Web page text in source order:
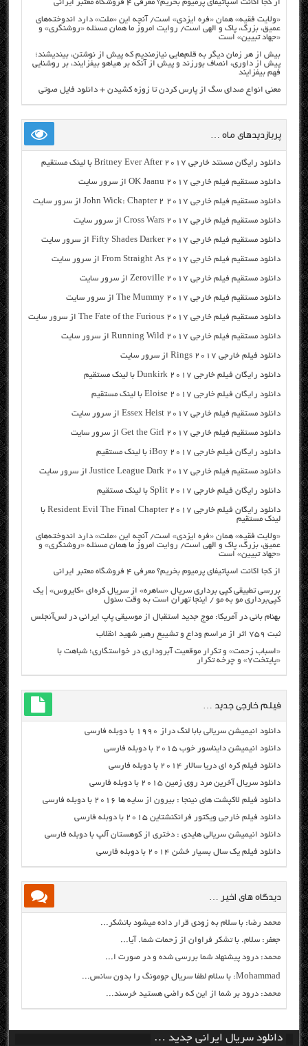
از کجا اکانت اسپاتیفای پرمیوم بخریم؟ معرفی ۴ فروشگاه معتبر ایرانی
«ولایت فقیه» همان «فره ایزدی» است/ آنچه این «ملت» دارد اندوخته‌های
عمیق، بزرگ، پاک و الهی است/ روایت امروز ما همان مسئله «روشنگری» و
«جهاد تبیین» است
بیش از هر زمان دیگر به قلم‌هایی نیازمندیم که پیش از نوشتن، بیندیشند؛
پیش از داوری، انصاف بورزند و پیش از آنکه بر هیاهو بیفزایند، بر روشنایی
فهم بیفزایند
معنی انواع صدای سگ از پارس کردن تا زوزه کشیدن + دانلود فایل صوتی
پربازدیدهای ماه …
دانلود رایگان مسنتد خارجی Britney Ever After 2017 با لینک مستقیم
دانلود مستقیم فیلم خارجی OK Jaanu 2017 از سرور سایت
دانلود مستقیم فیلم خارجی John Wick: Chapter 2 2017 از سرور سایت
دانلود مستقیم فیلم خارجی Cross Wars 2017 از سرور سایت
دانلود مستقیم فیلم خارجی Fifty Shades Darker 2017 از سرور سایت
دانلود مستقیم فیلم خارجی From Straight As 2017 از سرور سایت
دانلود مستقیم فیلم خارجی Zeroville 2017 از سرور سایت
دانلود مستقیم فیلم خارجی The Mummy 2017 از سرور سایت
دانلود مستقیم فیلم خارجی The Fate of the Furious 2017 از سرور سایت
دانلود مستقیم فیلم خارجی Running Wild 2017 از سرور سایت
دانلود فیلم خارجی Rings 2017 از سرور سایت
دانلود رایگان فیلم خارجی Dunkirk 2017 با لینک مستقیم
دانلود رایگان فیلم خارجی Eloise 2017 با لینک مستقیم
دانلود مستقیم فیلم خارجی Essex Heist 2017 از سرور سایت
دانلود مستقیم فیلم خارجی Get the Girl 2017 از سرور سایت
دانلود رایگان فیلم خارجی iBoy 2017 با لینک مستقیم
دانلود مستقیم فیلم خارجی Justice League Dark 2017 از سرور سایت
دانلود رایگان فیلم خارجی Split 2017 با لینک مستقیم
دانلود رایگان فیلم خارجی Resident Evil The Final Chapter 2017 با
لینک مستقیم
«ولایت فقیه» همان «فره ایزدی» است/ آنچه این «ملت» دارد اندوخته‌های
عمیق، بزرگ، پاک و الهی است/ روایت امروز ما همان مسئله «روشنگری» و
«جهاد تبیین» است
از کجا اکانت اسپاتیفای پرمیوم بخریم؟ معرفی ۴ فروشگاه معتبر ایرانی
بررسی تطبیقی کپی برداری سریال «ساهره» از سریال کره‌ای «کایروس» | یک
کپی‌برداری مو به مو / اینجا تهران است به وقت سئول
بهنام بانی در آمریکا: موج جدید استقبال از موسیقی پاپ ایرانی در لس‌آنجلس
ثبت ۷۵۹ اثر از مراسم وداع و تشییع رهبر شهید انقلاب
«اسباب زحمت» و تکرار موقعیت آبروداری در خواستگاری؛ شباهت با
«پایتخت۷» و چرخه تکرار
فیلم خارجی جدید …
دانلود انیمیشن سریالی بابا لنگ دراز ۱۹۹۰ با دوبله فارسی
دانلود انیمیشن دایناسور خوب ۲۰۱۵ با دوبله فارسی
دانلود فیلم کره ای دریا سالار ۲۰۱۴ با دوبله فارسی
دانلود سریال آخرین مرد روی زمین ۲۰۱۵ با دوبله فارسی
دانلود فیلم لاکپشت های نینجا : بیرون از سایه ها ۲۰۱۶ با دوبله فارسی
دانلود فیلم خارجی ویکتور فرانکنشتاین ۲۰۱۵ با دوبله فارسی
دانلود انیمیشن سریالی هایدی : دختری از کوهستان آلپ با دوبله فارسی
دانلود فیلم یک سال بسیار خشن ۲۰۱۴ با دوبله فارسی
دیدگاه های اخیر …
محمد رضا: با سلام به زودی قرار داده میشود باتشکر...
جعفر: سلام. با تشکر فراوان از زحمات شما. آیا...
محمد: درود پیشنهاد شما بررسی شده و در صورت ا...
Mohammad: با سلام لطفا سریال جومونگ را بدون سانس...
محمد: درود بر شما از این که راضی هستید خرسند...
دانلود سریال ایرانی جدید …